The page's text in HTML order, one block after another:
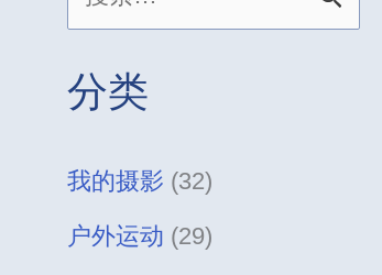
索
：
分类
我的摄影 (32)
户外运动 (29)